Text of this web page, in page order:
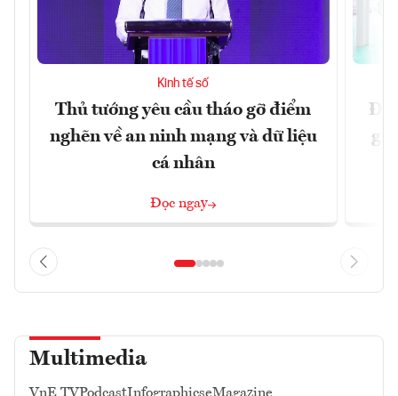
Kinh tế số
Thủ tướng yêu cầu tháo gỡ điểm
nghẽn về an ninh mạng và dữ liệu
cá nhân
Đọc ngay
Đề
Multimedia
VnE TVPodcastInfographicseMagazine